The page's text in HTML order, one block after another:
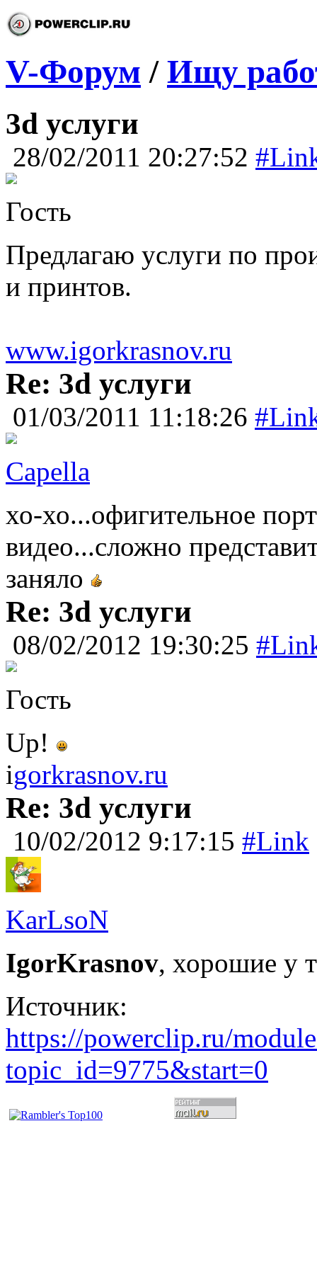
V-Форум / Ищу
3d услуги
28/02/2011 20:27:52
Гость
Предлагаю услуги по
и принтов.
www.igorkrasnov.ru
Re: 3d услуги
01/03/2011 11:18:26
Capella
хо-хо...офигительное
видео...сложно
заняло
Re: 3d услуги
08/02/2012 19:30:25
Гость
Up!
igorkrasnov.ru
Re: 3d услуги
10/02/2012 9:17:15 #Link
KarLsoN
IgorKrasnov, хорошие у
Источник:
https://powerclip.ru/
topic_id=9775&start=0